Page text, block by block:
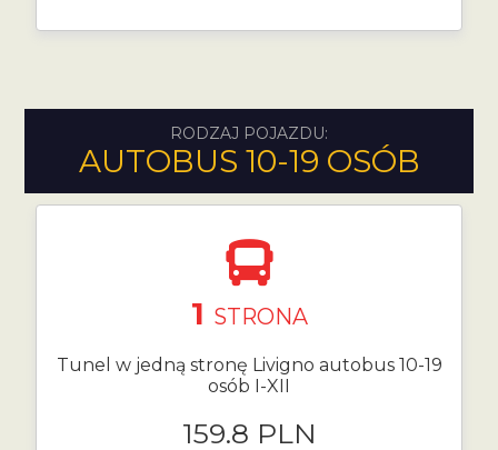
RODZAJ POJAZDU:
AUTOBUS 10-19 OSÓB
1 STRONA
Tunel w jedną stronę Livigno autobus 10-19
osób I-XII
159.8 PLN